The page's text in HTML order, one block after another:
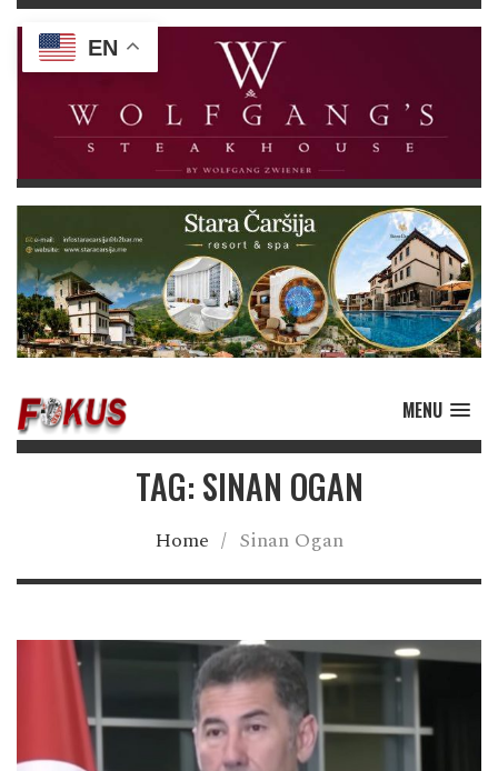
MENU
TAG: SINAN OGAN
Home / Sinan Ogan
EN